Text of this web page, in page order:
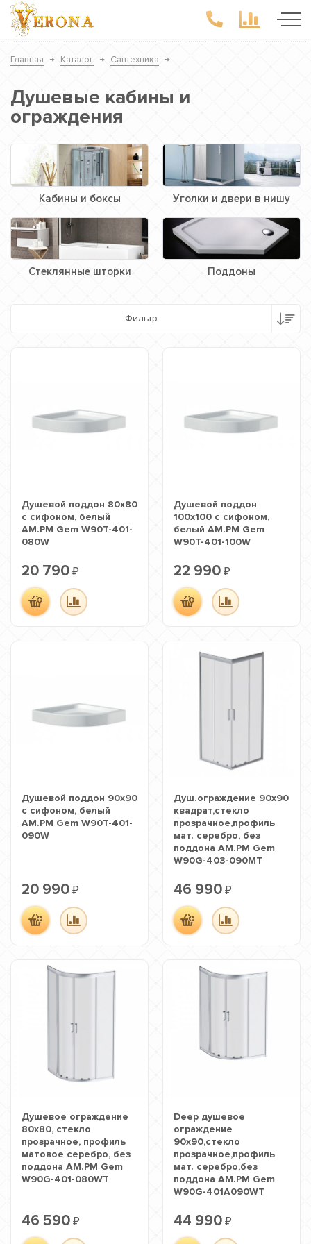
Главная → Каталог → Сантехника →
Душевые кабины и
ограждения
Кабины и боксы Уголки и двери в нишу
Стеклянные шторки Поддоны
Фильтр
Душевой поддон 80х80
с сифоном, белый
AM.PM Gem W90T-401-
080W
20 790 ₽
Душевой поддон
100х100 с сифоном,
белый AM.PM Gem
W90T-401-100W
22 990 ₽
Душевой поддон 90х90
с сифоном, белый
AM.PM Gem W90T-401-
090W
20 990 ₽
Душ.ограждение 90х90
квадрат,стекло
прозрачное,профиль
мат. серебро, без
поддона AM.PM Gem
W90G-403-090MT
46 990 ₽
Душевое ограждение
80х80, стекло
прозрачное, профиль
матовое серебро, без
поддона AM.PM Gem
W90G-401-080WT
46 590 ₽
Deep душевое
ограждение
90х90,стекло
прозрачное,профиль
мат. серебро,без
поддона AM.PM Gem
W90G-401A090WT
44 990 ₽